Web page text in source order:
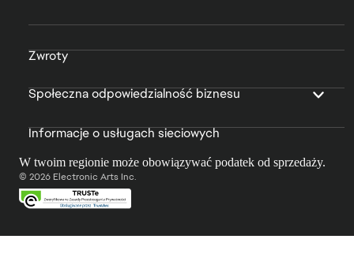
Zwroty
Społeczna odpowiedzialność biznesu
Informacje o usługach sieciowych
W twoim regionie może obowiązywać podatek od sprzedaży.
© 2026 Electronic Arts Inc.